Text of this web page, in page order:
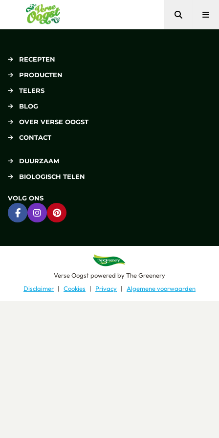
Verse Oogst
Zoeken
RECEPTEN
PRODUCTEN
TELERS
BLOG
OVER VERSE OOGST
CONTACT
DUURZAAM
BIOLOGISCH TELEN
VOLG ONS
Ga naar Facebook
Ga naar Instagram
Ga naar Pinterest
Verse Oogstpowered byThe Greenery
Disclaimer
Cookies Privacy Algemene voorwaarden